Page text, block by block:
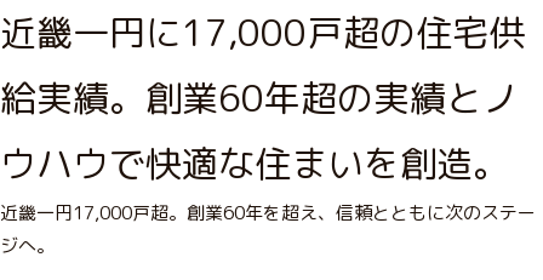
近畿一円に17,000戸超の住宅供
給実績。創業60年超の実績とノ
ウハウで快適な住まいを創造。
近畿一円17,000戸超。創業60年を超え、信頼とともに次のステー
ジへ。